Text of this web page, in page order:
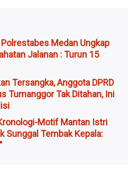
Medan Ungkap
Jalanan : Turun 15
Tersangka, Anggota DPRD
Tumanggor Tak Ditahan, Ini
Motif Mantan Istri
Sunggal Tembak Kepala: